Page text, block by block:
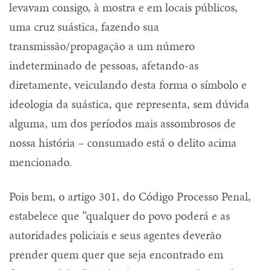
levavam consigo, à mostra e em locais públicos,
uma cruz suástica, fazendo sua
transmissão/propagação a um número
indeterminado de pessoas, afetando-as
diretamente, veiculando desta forma o símbolo e
ideologia da suástica, que representa, sem dúvida
alguma, um dos períodos mais assombrosos de
nossa história – consumado está o delito acima
mencionado.
Pois bem, o artigo 301, do Código Processo Penal,
estabelece que “qualquer do povo poderá e as
autoridades policiais e seus agentes deverão
prender quem quer que seja encontrado em